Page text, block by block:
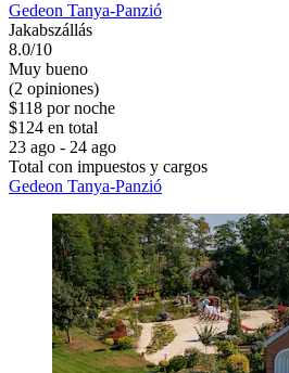
Gedeon Tanya-Panzió
Jakabszállás
8.0/10
Muy bueno
(2 opiniones)
$118 por noche
$124 en total
23 ago - 24 ago
Total con impuestos y cargos
Gedeon Tanya-Panzió